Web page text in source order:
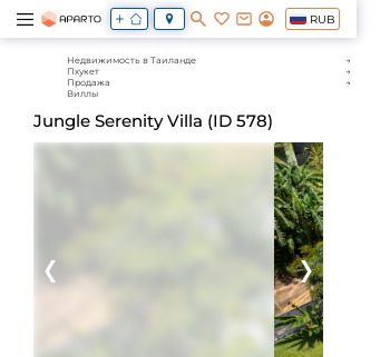
RUB
Недвижимость в Таиланде
Пхукет
Продажа
Виллы
Jungle Serenity Villa (ID 578)